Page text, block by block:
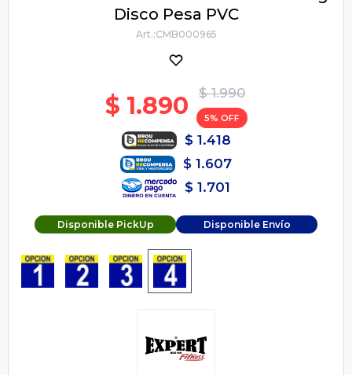
Disco Pesa PVC
CMB000965
$ 1.990
$ 1.890 5
$ 1.418
$ 1.607
$ 1.701
Disponible PickUp Disponible Envío